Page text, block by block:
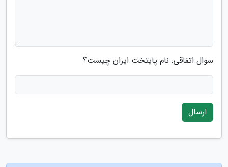
سوال اتفاقی: نام پایتخت ایران چیست؟
ارسال